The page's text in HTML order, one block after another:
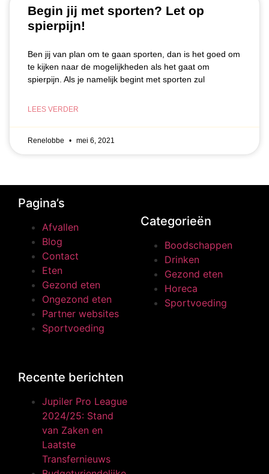
Begin jij met sporten? Let op
spierpijn!
Ben jij van plan om te gaan sporten, dan is het goed om
te kijken naar de mogelijkheden als het gaat om
spierpijn. Als je namelijk begint met sporten zul
LEES VERDER
Renelobbe mei 6, 2021
Pagina’s
Afvallen
Blog
Contact
Eten
Gezond eten
Ongezond eten
Partner websites
Sportvoeding
Categorieën
Boodschappen
Drinken
Gezond eten
Horeca
Sportvoeding
Recente berichten
Jupiler Pro League
2024/25: Stand
van Zaken en
Laatste
Transfernieuws